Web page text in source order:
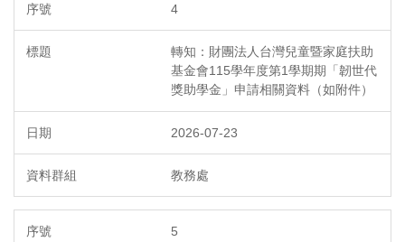
4
轉知：財團法人台灣兒童暨家庭扶助
基金會115學年度第1學期期「韌世代
獎助學金」申請相關資料（如附件）
2026-07-23
教務處
5